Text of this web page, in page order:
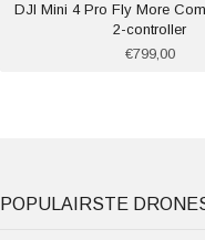
DJI Mini 4 Pro Fly More
2-controller
€799,00
POPULAIRSTE